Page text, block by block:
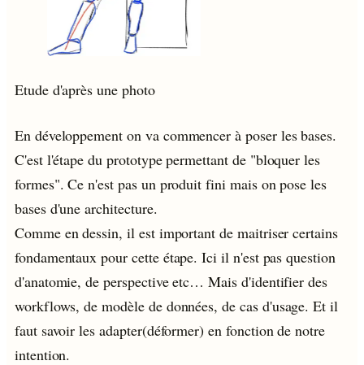
Etude d'après une photo
En développement on va commencer à poser les bases.
C'est l'étape du prototype permettant de "bloquer les
formes". Ce n'est pas un produit fini mais on pose les
bases d'une architecture.
Comme en dessin, il est important de maitriser certains
fondamentaux pour cette étape. Ici il n'est pas question
d'anatomie, de perspective etc… Mais d'identifier des
workflows, de modèle de données, de cas d'usage. Et il
faut savoir les adapter(déformer) en fonction de notre
intention.